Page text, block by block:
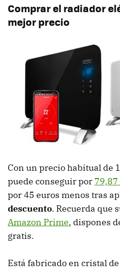
Comprar el radiador
mejor precio
Con un precio habitual de
puede conseguir por 79,87
por 45 euros menos tras
descuento. Recuerda que
Amazon Prime, dispones
gratis.
Está fabricado en cristal